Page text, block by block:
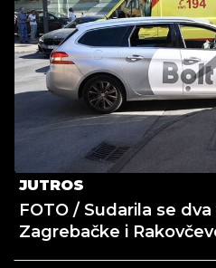
JUTROS
FOTO / Sudarila se
Zagrebačke i